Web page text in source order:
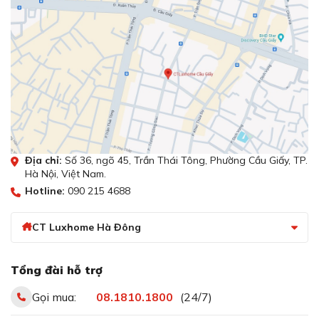
Dễ dàng vệ sinh nhờ tấm lọc dầu mỡ bằng
kim loại
Dễ dàng vệ sinh nhờ tấm lọc dầu mỡ bằng kim loại
vệ sinh trở nên cực kỳ đơn giản. Bạn chỉ cần ngâm hoặc
rửa sạch tấm lọc định kỳ để máy luôn hoạt động hiệu
quả, duy trì độ bền cho sản phẩm.
Địa chỉ: Số 36, ngõ 45, Trần Thái Tông, Phường Cầu Giấy, TP.
Hà Nội, Việt Nam.
Hotline: 090 215 4688
CT Luxhome Hà Đông
Tổng đài hỗ trợ
Gọi mua:
08.1810.1800 (24/7)